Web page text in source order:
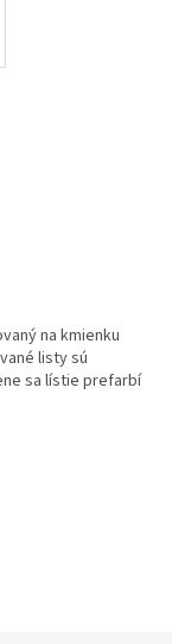
na kmienku
listy sú
sa lístie prefarbí